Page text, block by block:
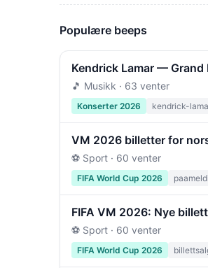
Populære beeps
Kendrick Lamar — Grand
🎵 Musikk · 63 venter
Konserter 2026 kendrick-
VM 2026 billetter for
⚽ Sport · 60 venter
FIFA World Cup 2026
FIFA VM 2026: Nye
⚽ Sport · 60 venter
FIFA World Cup 2026